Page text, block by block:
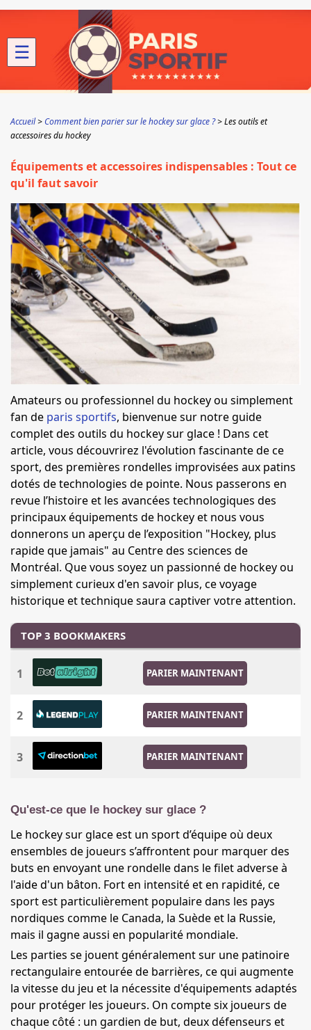
☰
Accueil Comment bien parier sur le hockey sur glace ?
Les outils et
accessoires du hockey
Équipements et accessoires indispensables : Tout ce
qu'il faut savoir
Amateurs ou professionnel du hockey ou simplement
fan de paris sportifs, bienvenue sur notre guide
complet des outils du hockey sur glace ! Dans cet
article, vous découvrirez l'évolution fascinante de ce
sport, des premières rondelles improvisées aux patins
dotés de technologies de pointe. Nous passerons en
revue l’histoire et les avancées technologiques des
principaux équipements de hockey et nous vous
donnerons un aperçu de l’exposition "Hockey, plus
rapide que jamais" au Centre des sciences de
Montréal. Que vous soyez un passionné de hockey ou
simplement curieux d'en savoir plus, ce voyage
historique et technique saura captiver votre attention.
TOP 3 BOOKMAKERS
1 PARIER MAINTENANT
2 PARIER MAINTENANT
3 PARIER MAINTENANT
Qu'est-ce que le hockey sur glace ?
Le hockey sur glace est un sport d’équipe où deux
ensembles de joueurs s’affrontent pour marquer des
buts en envoyant une rondelle dans le filet adverse à
l'aide d'un bâton. Fort en intensité et en rapidité, ce
sport est particulièrement populaire dans les pays
nordiques comme le Canada, la Suède et la Russie,
mais il gagne aussi en popularité mondiale.
Les parties se jouent généralement sur une patinoire
rectangulaire entourée de barrières, ce qui augmente
la vitesse du jeu et la nécessite d'équipements adaptés
pour protéger les joueurs. On compte six joueurs de
chaque côté : un gardien de but, deux défenseurs et